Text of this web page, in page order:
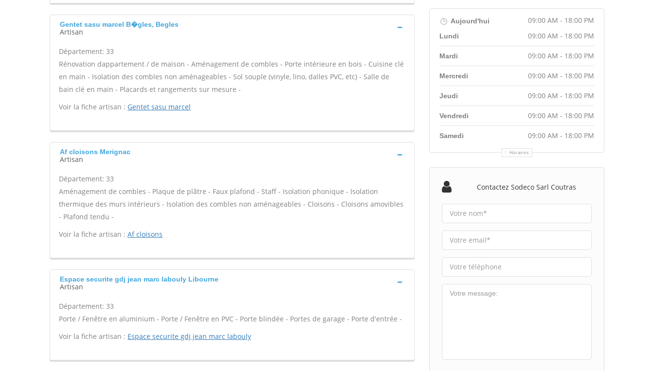
Gentet sasu marcel B�gles, Begles
Artisan
Département: 33
Rénovation dappartement / de maison - Aménagement de combles - Porte intérieure en bois - Cuisine clé
en main - Isolation des combles non aménageables - Sol souple (vinyle, lino, dalles PVC, etc) - Salle de
bain clé en main - Placards et rangements sur mesure -
Voir la fiche artisan : Gentet sasu marcel
Af cloisons Merignac
Artisan
Département: 33
Aménagement de combles - Plaque de plâtre - Faux plafond - Staff - Isolation phonique - Isolation
thermique des murs intérieurs - Isolation des combles non aménageables - Cloisons - Cloisons amovibles
- Plafond tendu -
Voir la fiche artisan : Af cloisons
Espace securite gdj jean marc labouly Libourne
Artisan
Département: 33
Porte / Fenêtre en aluminium - Porte / Fenêtre en PVC - Porte blindée - Portes de garage - Porte d'entrée -
Voir la fiche artisan : Espace securite gdj jean marc labouly
Aujourd'hui 09:00 AM - 18:00 PM
Horaires
Lundi 09:00 AM - 18:00 PM
Mardi 09:00 AM - 18:00 PM
Mercredi 09:00 AM - 18:00 PM
Jeudi 09:00 AM - 18:00 PM
Vendredi 09:00 AM - 18:00 PM
Samedi 09:00 AM - 18:00 PM
Contactez Sodeco Sarl Coutras